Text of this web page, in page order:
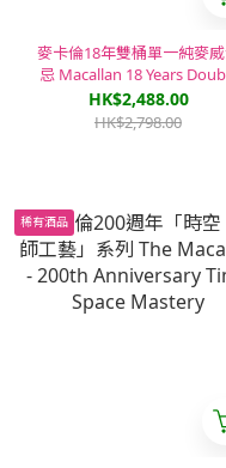
麥卡倫18年雙桶單一純麥
忌 Macallan 18 Years
Cask Single Malt Whisky
HK$2,488.00
HK$2,798.00
稀有酒品